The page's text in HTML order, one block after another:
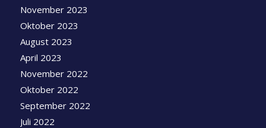
November 2023
Oktober 2023
August 2023
April 2023
November 2022
Oktober 2022
September 2022
Juli 2022